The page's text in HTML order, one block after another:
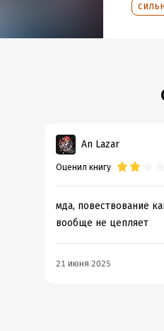
An Lazar
Оценил книгу
мда, повествование
вообще не цепляет
21 июня 2025